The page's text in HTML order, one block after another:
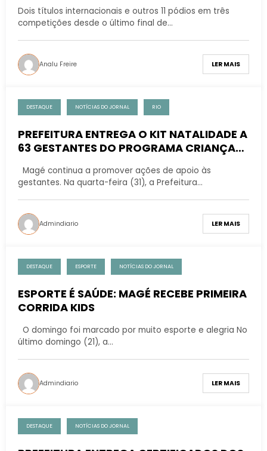
Dois títulos internacionais e outros 11 pódios em três
competições desde o último final de…
Analu Freire LER MAIS
DESTAQUE NOTÍCIAS DO JORNAL RIO
PREFEITURA ENTREGA O KIT NATALIDADE A
63 GESTANTES DO PROGRAMA CRIANÇA
Magé continua a promover ações de apoio às
gestantes. Na quarta-feira (31), a Prefeitura…
Admindiario LER MAIS
DESTAQUE ESPORTE NOTÍCIAS DO JORNAL
ESPORTE É SAÚDE: MAGÉ RECEBE PRIMEIRA
CORRIDA KIDS
O domingo foi marcado por muito esporte e alegria No
último domingo (21), a…
Admindiario LER MAIS
DESTAQUE NOTÍCIAS DO JORNAL